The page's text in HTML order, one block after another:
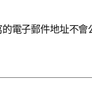
電子郵件地址不會